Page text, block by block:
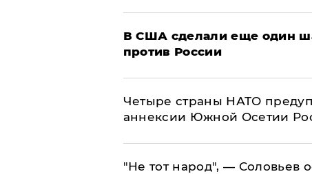
В США сделали еще один
против России
Четыре страны НАТО
аннексии Южной Осетии
​"Не тот народ", — Соловьев